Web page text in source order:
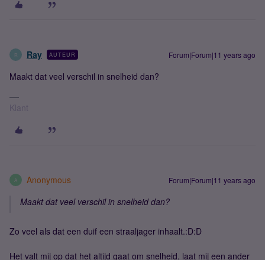
R Ray AUTEUR Forum|Forum|11 years ago
Maakt dat veel verschil in snelheid dan?
Klant
A Anonymous Forum|Forum|11 years ago
Maakt dat veel verschil in snelheid dan?
Zo veel als dat een duif een straaljager inhaalt.:D:D
Het valt mij op dat het altijd gaat om snelheid, laat mij een ander